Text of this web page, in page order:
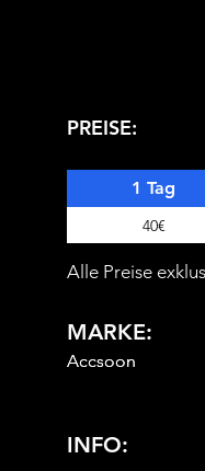
PREISE:
1 Tag
40€
Alle Preise
MARKE:
Accsoon
Accsoon
INFO: